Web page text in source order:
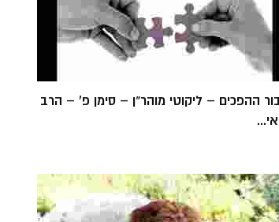
ההפכים – ליקוטי מוהר"ן – סימן פ' – הרב